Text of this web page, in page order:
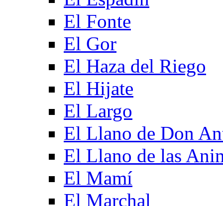
El Fonte
El Gor
El Haza del Riego
El Hijate
El Largo
El Llano de Don
El Llano de las
El Mamí
El Marchal